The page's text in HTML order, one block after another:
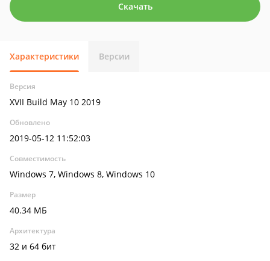
Скачать
Характеристики Версии
Версия
XVII Build May 10 2019
Обновлено
2019-05-12 11:52:03
Совместимость
Windows 7, Windows 8, Windows 10
Размер
40.34 МБ
Архитектура
32 и 64 бит